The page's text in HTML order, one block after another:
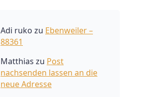
Adi ruko zu Ebenweiler –
88361
Matthias zu Post
nachsenden lassen an die
neue Adresse